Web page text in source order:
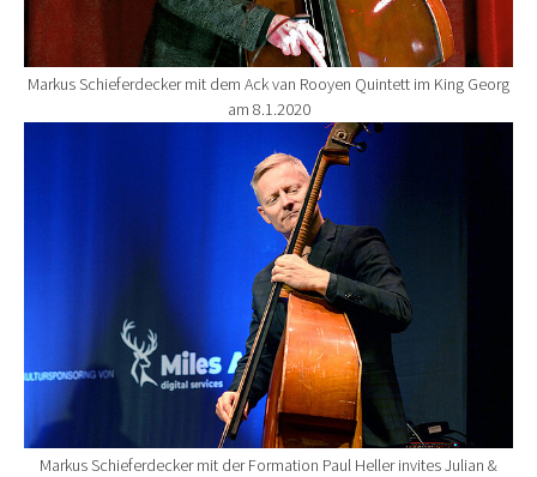
Markus Schieferdecker mit dem Ack van Rooyen Quintett im King Georg
am 8.1.2020
Markus Schieferdecker mit der Formation Paul Heller invites Julian &